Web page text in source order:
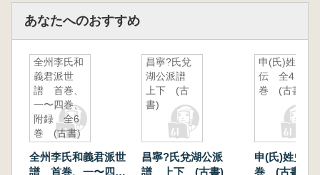
あなたへのおすすめ
全州李氏和
義君派世
譜 首巻、
一〜四巻、
附録 全6
巻 (古書)
全州李氏和義君派世
譜 首巻、一〜四
昌寧?氏兌
湖公派譜
上下 (古
書)
昌寧?氏兌湖公派
譜 上下 (古書)
申(氏)姓史
伝 全4
巻 (古書)
申(氏)姓史
巻 (古書)